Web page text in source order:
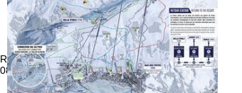
Rådgivning
08-506 396 22